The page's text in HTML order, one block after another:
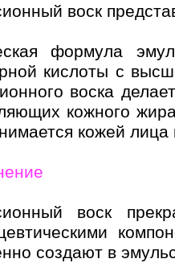
воск
формула
кислоты с
воска
кожного
кожей лица
воск
создают в